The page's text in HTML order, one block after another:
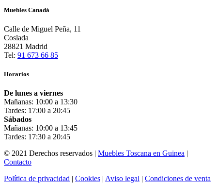
Muebles Canadá
Calle de Miguel Peña, 11
Coslada
28821 Madrid
Tel: 91 673 66 85
Horarios
De lunes a viernes
Mañanas: 10:00 a 13:30
Tardes: 17:00 a 20:45
Sábados
Mañanas: 10:00 a 13:45
Tardes: 17:30 a 20:45
© 2021 Derechos reservados | Muebles Toscana en Guinea |
Contacto
Política de privacidad | Cookies | Aviso legal | Condiciones de venta